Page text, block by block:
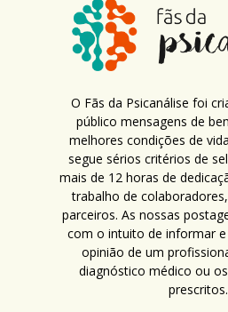
O Fãs da Psicanálise foi
público mensagens de
melhores condições de
segue sérios critérios de
mais de 12 horas de
trabalho de
parceiros. As nossas
com o intuito de informar
opinião de um
diagnóstico médico ou
prescritos.